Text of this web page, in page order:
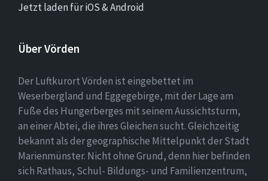
Jetzt laden für iOS & Android
Über Vörden
Der Luftkurort Vörden ist eingebettet im
Weserbergland und Eggegebirge, mit der Lage am
Fuße des Hungerberges mit seinem Aussichtsturm,
an einer Abtei, die ihres Gleichen sucht. Gleichzeitig
bekannt als der geographische Mittelpunkt der Stadt
Marienmünster. Nicht ohne Grund, denn hier befinden
sich Rathaus, Schul- Bildungs- und Familienzentrum,